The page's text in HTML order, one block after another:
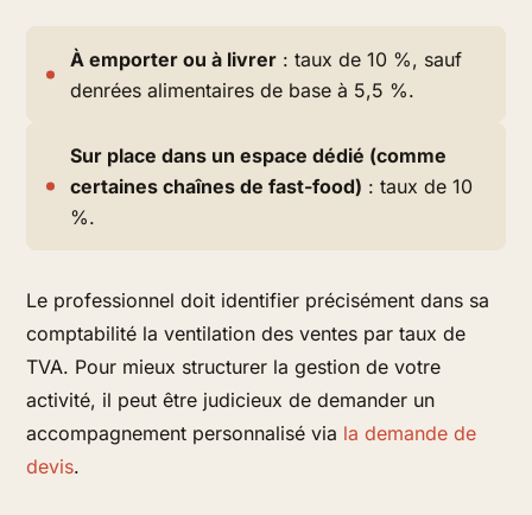
À emporter ou à livrer : taux de 10 %, sauf
denrées alimentaires de base à 5,5 %.
Sur place dans un espace dédié (comme
certaines chaînes de fast-food) : taux de 10
%.
Le professionnel doit identifier précisément dans sa
comptabilité la ventilation des ventes par taux de
TVA. Pour mieux structurer la gestion de votre
activité, il peut être judicieux de demander un
accompagnement personnalisé via la demande de
devis.